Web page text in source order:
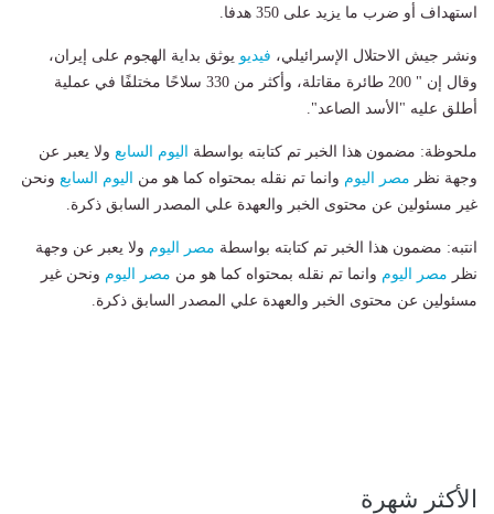
استهداف أو ضرب ما يزيد على 350 هدفا.
ونشر جيش الاحتلال الإسرائيلي، فيديو يوثق بداية الهجوم على إيران،
وقال إن " 200 طائرة مقاتلة، وأكثر من 330 سلاحًا مختلفًا في عملية
أطلق عليه "الأسد الصاعد".
ملحوظة: مضمون هذا الخبر تم كتابته بواسطة اليوم السابع ولا يعبر عن
وجهة نظر مصر اليوم وانما تم نقله بمحتواه كما هو من اليوم السابع ونحن
غير مسئولين عن محتوى الخبر والعهدة علي المصدر السابق ذكرة.
انتبه: مضمون هذا الخبر تم كتابته بواسطة مصر اليوم ولا يعبر عن وجهة
نظر مصر اليوم وانما تم نقله بمحتواه كما هو من مصر اليوم ونحن غير
مسئولين عن محتوى الخبر والعهدة علي المصدر السابق ذكرة.
الأكثر شهرة